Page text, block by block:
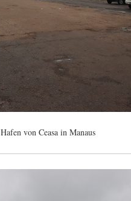
Hafen von Ceasa in Manaus